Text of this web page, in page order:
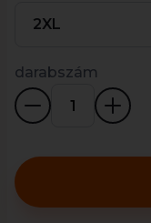
2XL
darabszám